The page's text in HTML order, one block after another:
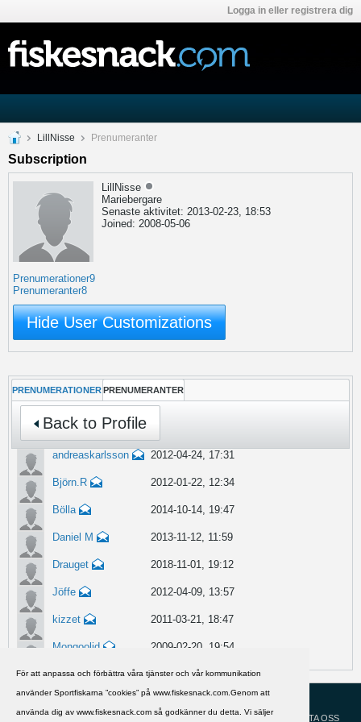
För att anpassa och förbättra våra tjänster och vår kommunikation
använder Sportfiskarna ”cookies” på www.fiskesnack.com.Genom att
använda dig av www.fiskesnack.com så godkänner du detta. Vi säljer
Logga in eller registrera dig
LillNisse Prenumeranter
Subscription
LillNisse
Mariebergare
Senaste aktivitet: 2013-02-23, 18:53
Joined: 2008-05-06
Prenumerationer9
Prenumeranter8
Hide User Customizations
PRENUMERATIONER PRENUMERANTER
Back to Profile
andreaskarlsson 2012-04-24, 17:31
Björn.R 2012-01-22, 12:34
Bölla 2014-10-14, 19:47
Daniel M 2013-11-12, 11:59
Drauget 2018-11-01, 19:12
Jöffe 2012-04-09, 13:57
kizzet 2011-03-21, 18:47
Mongoolid 2009-02-20, 19:54
HJÄLP
KONTAKTA OSS